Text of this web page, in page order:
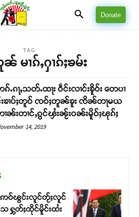
Donate
TAG
မၢၵ်ႇႁၢၵ်ႈၶမ်း
ႉၵႃႇသတ်ႉထႃး ဝဵင်းလၢင်းၶိူဝ်း တေပၢ
းၶၢပ်ႈတူဝ် ၸဝ်ႈတူၼ်ၶူး ၸိၼ်တႃမယ
ၢၼ်းတၢင်ႇၵွင်ၾႆးၼႂ်းဝၼ်းမိူဝ်ႈၽုၵ်ႈ
14, 2019
ဝ်ၽွင်းလူင်တႂ်ႈလူင်
ေ ႁွတ်ႈထိုင်မိူင်းထႆး